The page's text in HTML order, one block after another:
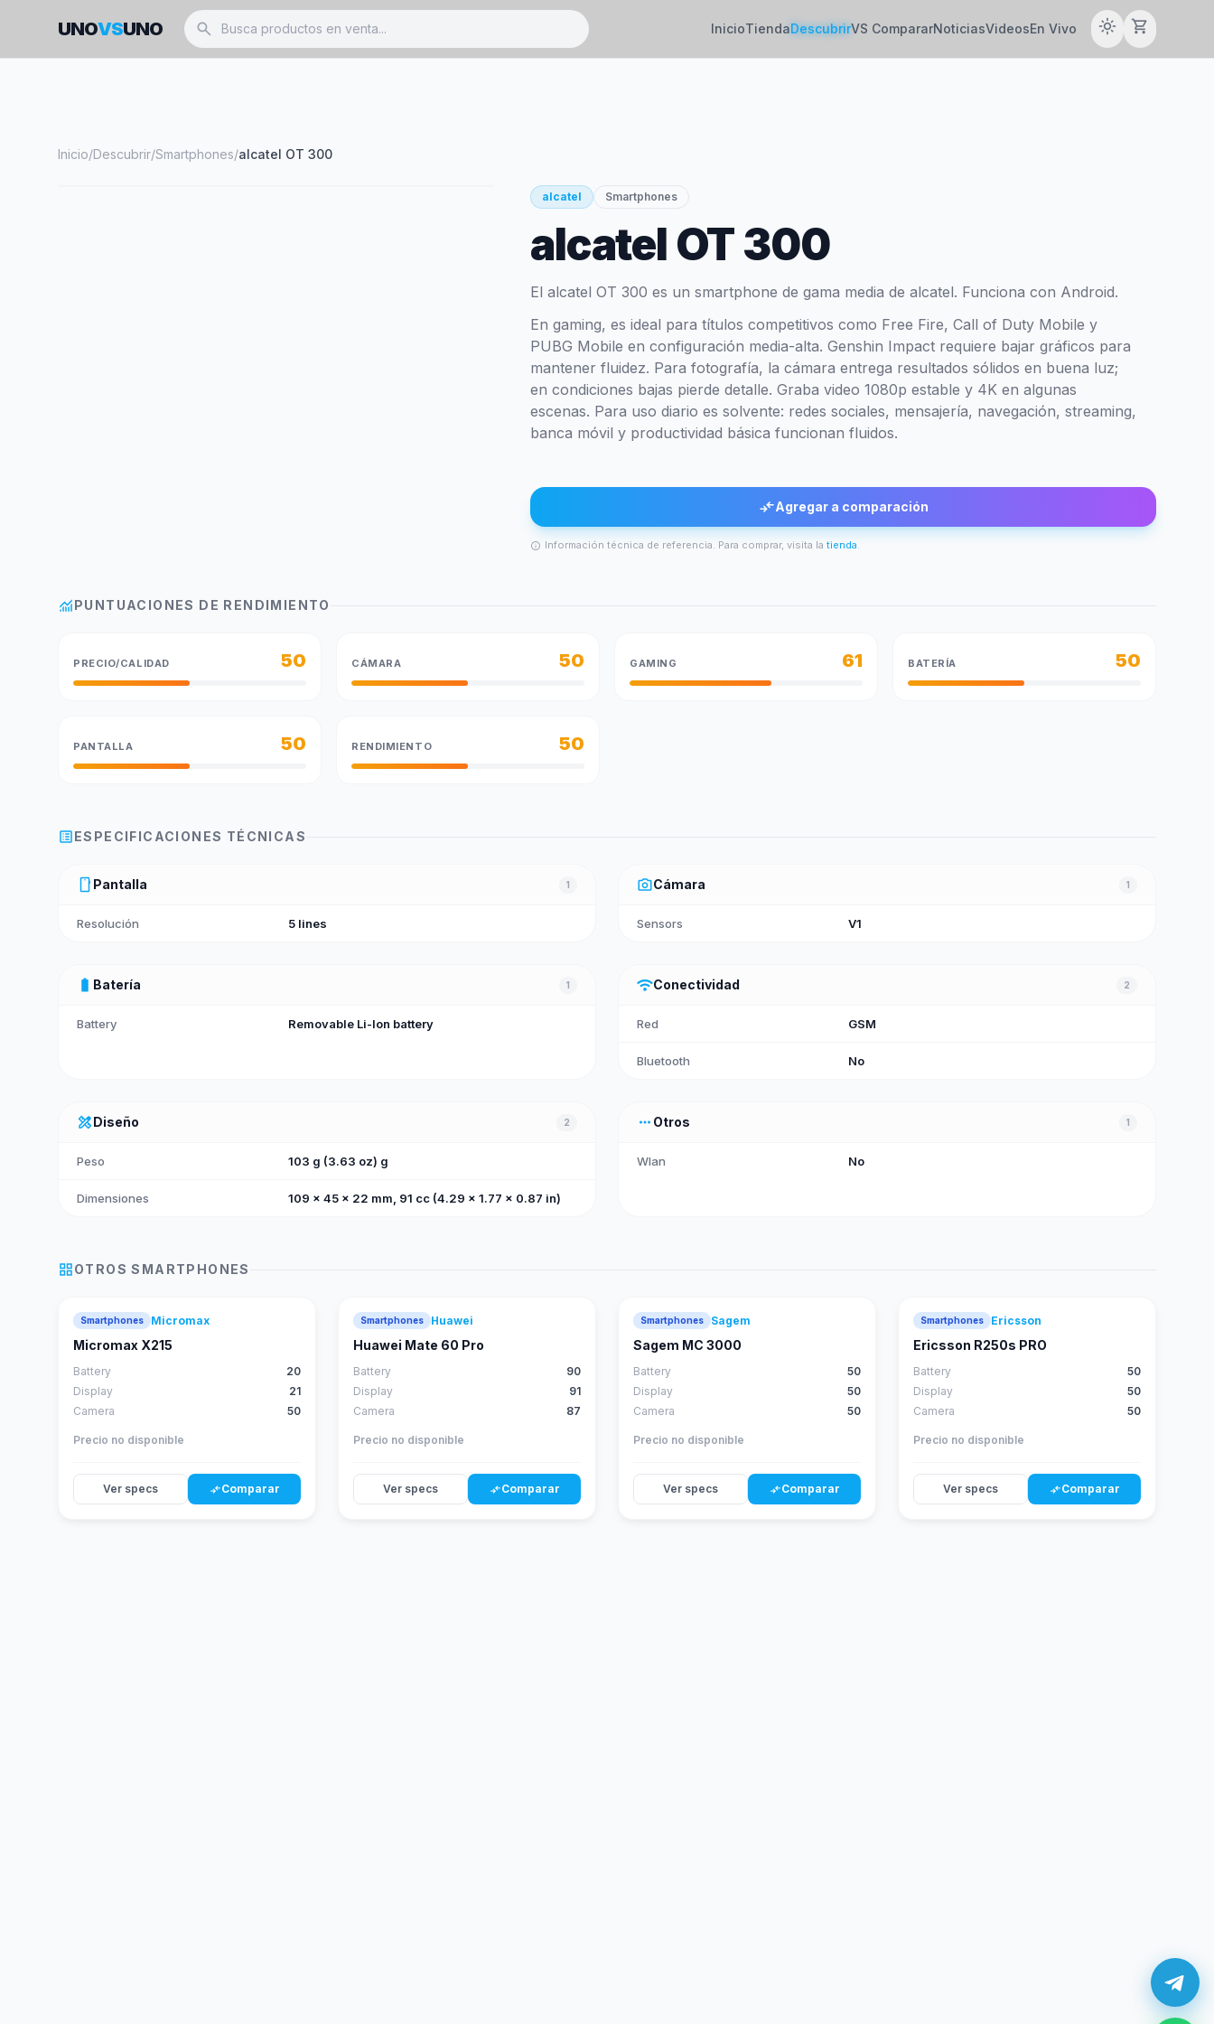
UNOVSUNO search InicioTiendaDescubrirVS CompararNoticiasVideosEn Vivo light_mode shopping_cart
Inicio/Descubrir/Smartphones/alcatel OT 300
alcatel Smartphones
alcatel OT 300
El alcatel OT 300 es un smartphone de gama media de alcatel. Funciona con Android.
En gaming, es ideal para títulos competitivos como Free Fire, Call of Duty Mobile y
PUBG Mobile en configuración media-alta. Genshin Impact requiere bajar gráficos para
mantener fluidez. Para fotografía, la cámara entrega resultados sólidos en buena luz;
en condiciones bajas pierde detalle. Graba video 1080p estable y 4K en algunas
escenas. Para uso diario es solvente: redes sociales, mensajería, navegación, streaming,
banca móvil y productividad básica funcionan fluidos.
compare_arrowsAgregar a comparación
info Información técnica de referencia. Para comprar, visita la tienda.
monitoringPUNTUACIONES DE RENDIMIENTO
PRECIO/CALIDAD 50 CÁMARA 50 GAMING 61 BATERÍA 50
PANTALLA 50 RENDIMIENTO 50
list_altESPECIFICACIONES TÉCNICAS
smartphone Pantalla 1
Resolución 5 lines
photo_cameraCámara 1
Sensors V1
battery_full Batería 1
Battery Removable Li-Ion battery
wifiConectividad 2
Red GSM
Bluetooth No
design_servicesDiseño 2
Peso 103 g (3.63 oz) g
Dimensiones 109 x 45 x 22 mm, 91 cc (4.29 x 1.77 x 0.87 in)
more_horiz Otros 1
Wlan No
grid_viewOTROSSMARTPHONES
Smartphones Micromax
Micromax X215
Battery
20
Display
21
Camera
50
Precio no disponible
Ver specs compare_arrowsComparar
Smartphones Huawei
Huawei Mate 60 Pro
Battery
90
Display
91
Camera
87
Precio no disponible
Ver specs compare_arrowsComparar
Smartphones Sagem
Sagem MC 3000
Battery
50
Display
50
Camera
50
Precio no disponible
Ver specs compare_arrowsComparar
Smartphones Ericsson
Ericsson R250s PRO
Battery
50
Display
50
Camera
50
Precio no disponible
Ver specs compare_arrowsComparar